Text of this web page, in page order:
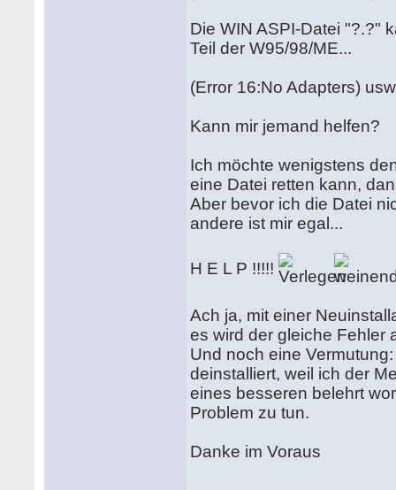
Die WIN ASPI-Datei "?.?"
Teil der W95/98/ME...
(Error 16:No Adapters)
Kann mir jemand helfen?
Ich möchte wenigstens
eine Datei retten kann,
Aber bevor ich die Datei
andere ist mir egal...
H E L P !!!!!
Ach ja, mit einer
es wird der gleiche Fehler
Und noch eine
deinstalliert, weil ich der
eines besseren belehrt
Problem zu tun.
Danke im Voraus